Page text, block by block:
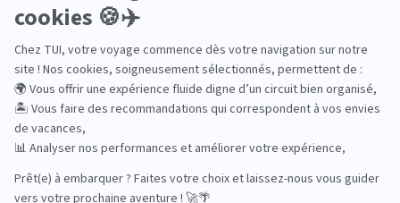
Adult only
Aventure